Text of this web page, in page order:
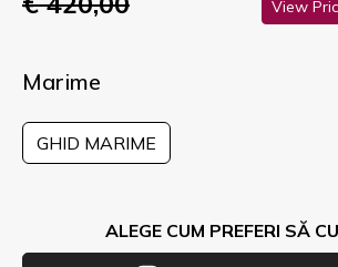
View
Marime
GHID MARIME
ALEGE CUM PREFERI SĂ